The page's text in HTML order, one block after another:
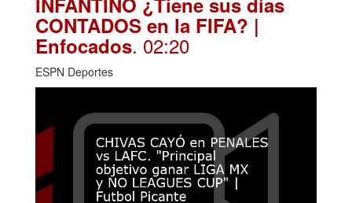
CONTADOS en la FIFA? |
Enfocados. 02:20
ESPN Deportes